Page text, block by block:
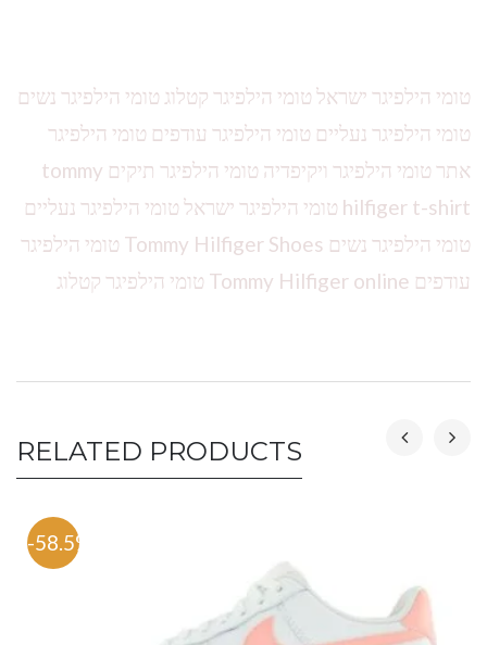
טומי הילפיגר ישראל טומי הילפיגר קטלוג טומי הילפיגר נשים
טומי הילפיגר נעליים טומי הילפיגר עודפים טומי הילפיגר
אתר טומי הילפיגר ויקיפדיה טומי הילפיגר תיקים tommy
hilfiger t-shirt טומי הילפיגר ישראל טומי הילפיגר נעליים
טומי הילפיגר נשים Tommy Hilfiger Shoes טומי הילפיגר
עודפים Tommy Hilfiger online טומי הילפיגר קטלוג
RELATED PRODUCTS
-58.5%